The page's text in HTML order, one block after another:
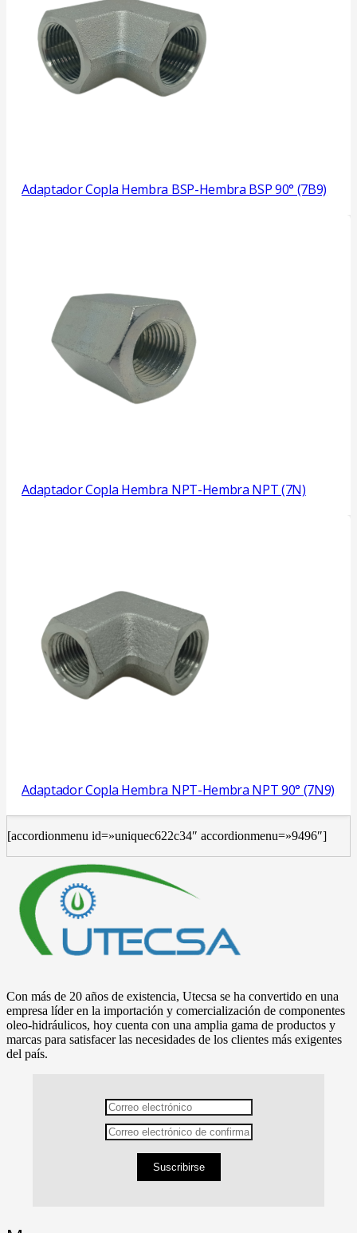
Adaptador Copla Hembra BSP-Hembra BSP 90° (7B9)
Adaptador Copla Hembra NPT-Hembra NPT (7N)
Adaptador Copla Hembra NPT-Hembra NPT 90° (7N9)
[accordionmenu id=»uniquec622c34″ accordionmenu=»9496″]
Con más de 20 años de existencia, Utecsa se ha convertido en una
empresa líder en la importación y comercialización de componentes
oleo-hidráulicos, hoy cuenta con una amplia gama de productos y
marcas para satisfacer las necesidades de los clientes más exigentes
del país.
Suscribirse